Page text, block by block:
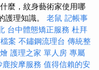
麼，紋身藝術家使用哪
護理知識。 老鼠 記帳事
台中體態矯正服務 杜拜
案 不鏽鋼流理台 傳統整
護理之家 單人房 專屬
鹿按摩服務 值得信賴的安